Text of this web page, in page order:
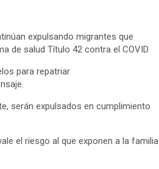
expulsando migrantes que
de salud Título 42 contra el COVID.
para repatriar
serán expulsados en cumplimiento
el riesgo al que exponen a la familia